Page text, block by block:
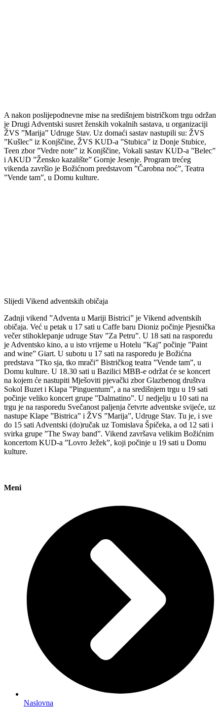
A nakon poslijepodnevne mise na središnjem bistričkom trgu održan
je Drugi Adventski susret ženskih vokalnih sastava, u organizaciji
ŽVS ”Marija” Udruge Stav. Uz domaći sastav nastupili su: ŽVS
”Kušlec” iz Konjščine, ŽVS KUD-a ”Stubica” iz Donje Stubice,
Teen zbor ”Vedre note” iz Konjščine, Vokali sastav KUD-a ”Belec”
i AKUD ”Žensko kazalište” Gornje Jesenje. Program trećeg
vikenda završio je Božićnom predstavom ”Čarobna noć”, Teatra
”Vende tam”, u Domu kulture.
Slijedi Vikend adventskih običaja
Zadnji vikend ”Adventa u Mariji Bistrici” je Vikend adventskih
običaja. Već u petak u 17 sati u Caffe baru Dioniz počinje Pjesnička
večer stihoklepanje udruge Stav ”Za Petru”. U 18 sati na rasporedu
je Adventsko kino, a u isto vrijeme u Hotelu ”Kaj” počinje ”Paint
and wine” Giart. U subotu u 17 sati na rasporedu je Božićna
predstava ”Tko sja, tko mrači” Bistričkog teatra ”Vende tam”, u
Domu kulture. U 18.30 sati u Bazilici MBB-e održat će se koncert
na kojem će nastupiti Mješoviti pjevački zbor Glazbenog društva
Sokol Buzet i Klapa ”Pinguentum”, a na središnjem trgu u 19 sati
počinje veliko koncert grupe ”Dalmatino”. U nedjelju u 10 sati na
trgu je na rasporedu Svečanost paljenja četvrte adventske svijeće, uz
nastupe Klape ”Bistrica” i ŽVS ”Marija”, Udruge Stav. Tu je, i sve
do 15 sati Adventski (do)ručak uz Tomislava Špičeka, a od 12 sati i
svirka grupe ”The Sway band”. Vikend završava velikim Božićnim
koncertom KUD-a ”Lovro Ježek”, koji počinje u 19 sati u Domu
kulture.
Meni
Naslovna